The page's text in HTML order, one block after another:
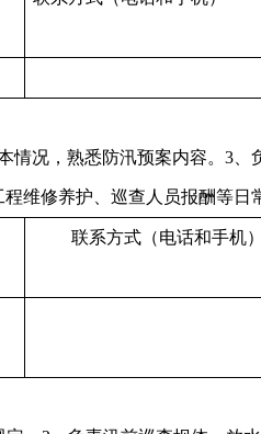
情况，熟悉防汛预案内容。3
维修养护、巡查人员报酬等日
联系方式（电话和手机）